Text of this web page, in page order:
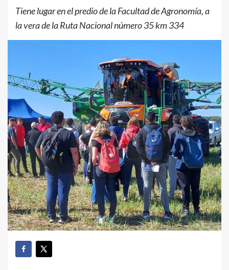
Tiene lugar en el predio de la Facultad de Agronomía, a
la vera de la Ruta Nacional número 35 km 334